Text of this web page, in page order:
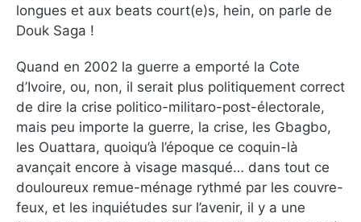
longues et aux beats court(e)s, hein, on parle de
Douk Saga !
Quand en 2002 la guerre a emporté la Cote
d’Ivoire, ou, non, il serait plus politiquement correct
de dire la crise politico-militaro-post-électorale,
mais peu importe la guerre, la crise, les Gbagbo,
les Ouattara, quoiqu’à l’époque ce coquin-là
avançait encore à visage masqué… dans tout ce
douloureux remue-ménage rythmé par les couvre-
feux, et les inquiétudes sur l’avenir, il y a une